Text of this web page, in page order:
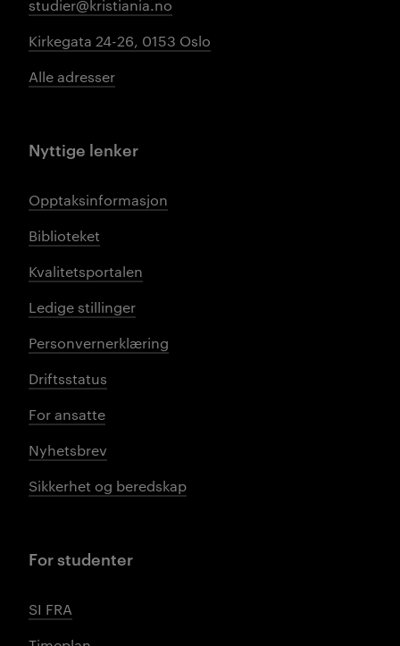
studier@kristiania.no
Kirkegata 24-26, 0153 Oslo
Alle adresser
Nyttige lenker
Opptaksinformasjon
Biblioteket
Kvalitetsportalen
Ledige stillinger
Personvernerklæring
Driftsstatus
For ansatte
Nyhetsbrev
Sikkerhet og beredskap
For studenter
SI FRA